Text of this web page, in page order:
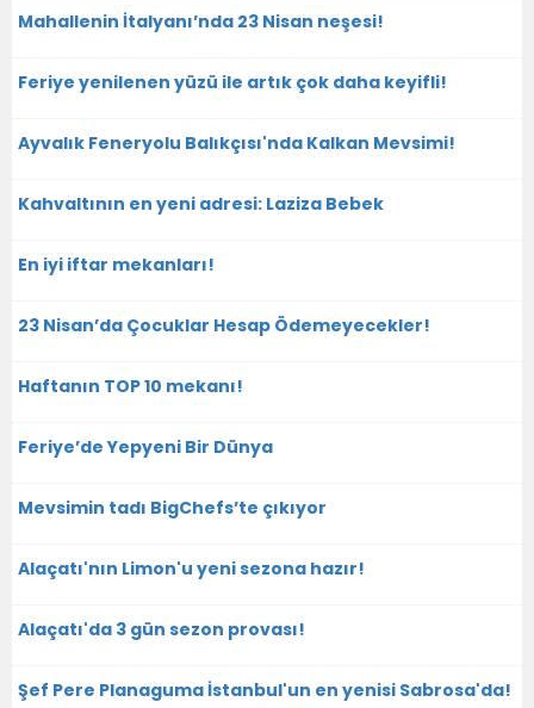
Mahallenin İtalyanı’nda 23 Nisan neşesi!
Feriye yenilenen yüzü ile artık çok daha keyifli!
Ayvalık Feneryolu Balıkçısı'nda Kalkan Mevsimi!
Kahvaltının en yeni adresi: Laziza Bebek
En iyi iftar mekanları!
23 Nisan’da Çocuklar Hesap Ödemeyecekler!
Haftanın TOP 10 mekanı!
Feriye’de Yepyeni Bir Dünya
Mevsimin tadı BigChefs’te çıkıyor
Alaçatı'nın Limon'u yeni sezona hazır!
Alaçatı'da 3 gün sezon provası!
Şef Pere Planaguma İstanbul'un en yenisi Sabrosa'da!